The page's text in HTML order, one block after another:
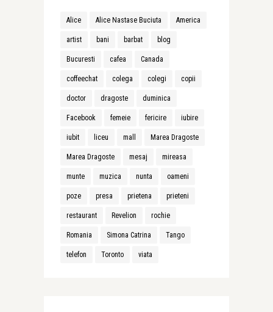
Alice Alice Nastase Buciuta America
artist bani barbat blog
Bucuresti cafea Canada
coffeechat colega colegi copii
doctor dragoste duminica
Facebook femeie fericire iubire
iubit liceu mall Marea Dragoste
Marea Dragoste mesaj mireasa
munte muzica nunta oameni
poze presa prietena prieteni
restaurant Revelion rochie
Romania Simona Catrina Tango
telefon Toronto viata